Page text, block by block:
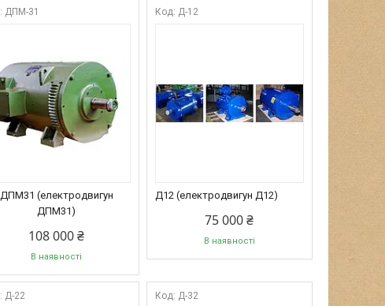
ДПМ-31
ДПМ31 (електродвигун
ДПМ31)
108 000 ₴
В наявності
Д-12
Д12 (електродвигун Д12)
75 000 ₴
В наявності
Д-22 Д-32